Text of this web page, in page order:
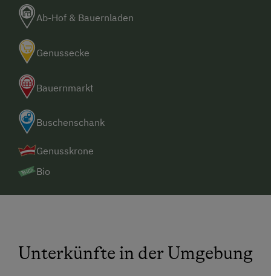
Ab-Hof & Bauernladen
Genussecke
Bauernmarkt
Buschenschank
Genusskrone
Bio
Unterkünfte in der Umgebung